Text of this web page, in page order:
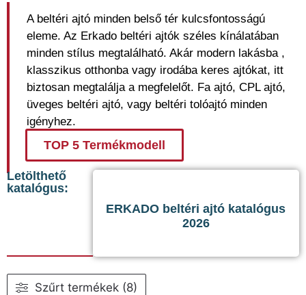
A beltéri ajtó minden belső tér kulcsfontosságú
eleme. Az Erkado beltéri ajtók széles kínálatában
minden stílus megtalálható. Akár modern lakásba ,
klasszikus otthonba vagy irodába keres ajtókat, itt
biztosan megtalálja a megfelelőt. Fa ajtó, CPL ajtó,
üveges beltéri ajtó, vagy beltéri tolóajtó minden
igényhez.
TOP 5 Termékmodell
Letölthető
katalógus:
ERKADO beltéri ajtó katalógus
2026
Szűrt termékek (8)